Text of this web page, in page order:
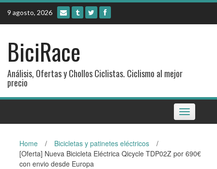
Skip
content
9 agosto, 2026
BiciRace
Análisis, Ofertas y Chollos Ciclistas. Ciclismo al mejor
precio
Toggle
navigation
Home / Bicicletas y patinetes eléctricos
/
[Oferta] Nueva Bicicleta Eléctrica Qicycle TDP02Z por 690€
con envio desde Europa